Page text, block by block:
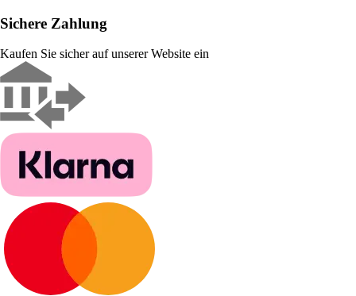
Sichere Zahlung
Kaufen Sie sicher auf unserer Website ein